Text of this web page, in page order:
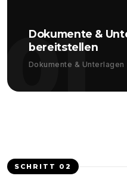
01
Dokumente &
bereitstellen
Dokumente & Unterlagen
SCHRITT 02